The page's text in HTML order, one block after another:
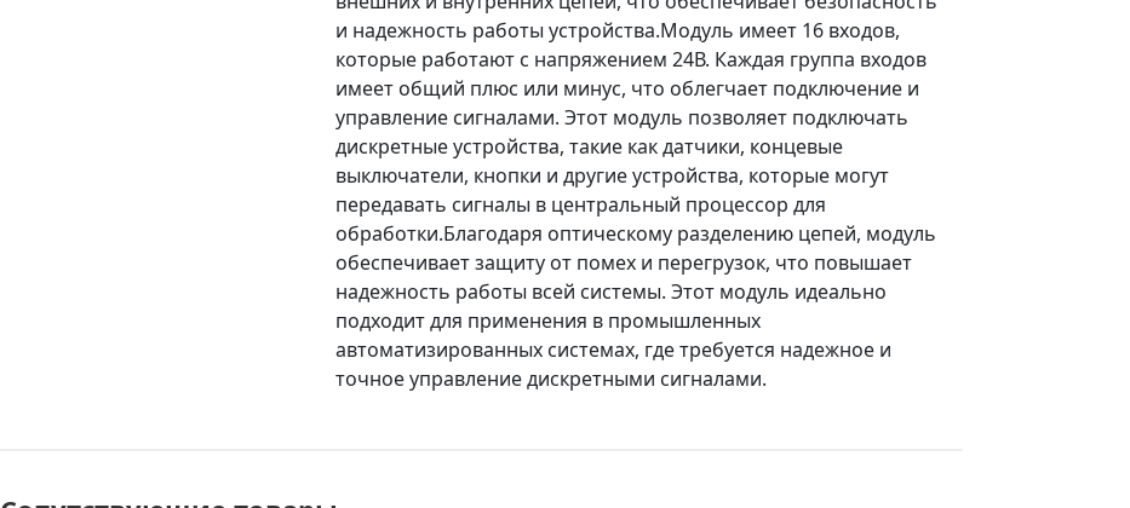
и надежность работы устройства.Модуль имеет 16 входов,
которые работают с напряжением 24В. Каждая группа входов
имеет общий плюс или минус, что облегчает подключение и
управление сигналами. Этот модуль позволяет подключать
дискретные устройства, такие как датчики, концевые
выключатели, кнопки и другие устройства, которые могут
передавать сигналы в центральный процессор для
обработки.Благодаря оптическому разделению цепей, модуль
обеспечивает защиту от помех и перегрузок, что повышает
надежность работы всей системы. Этот модуль идеально
подходит для применения в промышленных
автоматизированных системах, где требуется надежное и
точное управление дискретными сигналами.